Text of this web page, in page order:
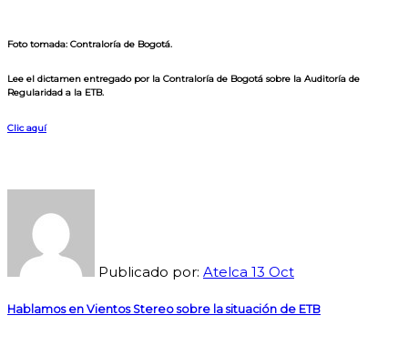
Foto tomada: Contraloría de Bogotá.
Lee el dictamen entregado por la Contraloría de Bogotá sobre la Auditoría de
Regularidad a la ETB.
Clic aquí
Publicado por: Atelca 13 Oct
Hablamos en Vientos Stereo sobre la situación de ETB